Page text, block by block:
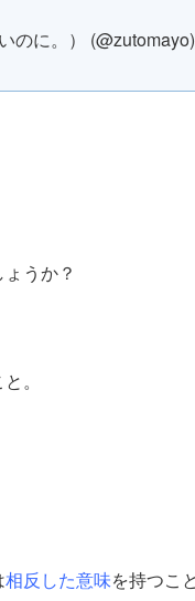
のに。）
うか？
。
相反した意味を持つこ